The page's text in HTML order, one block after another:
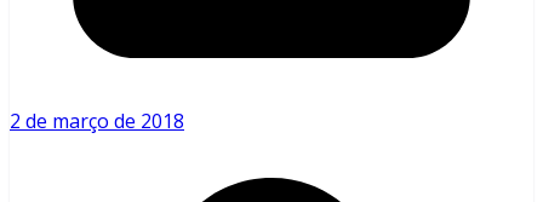
2 de março de 2018